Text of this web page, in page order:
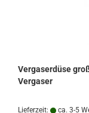
Vergaserdüse
Vergaser
Lieferzeit: ca. 3-5